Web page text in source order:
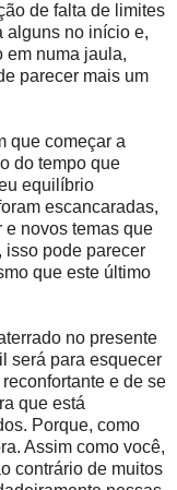
de falta de limites
alguns no início e,
em numa jaula,
parecer mais um
que começar a
do tempo que
equilíbrio
escancaradas,
e novos temas que
isso pode parecer
que este último
no presente
será para esquecer
e de se
que está
Porque, como
Assim como você,
contrário de muitos